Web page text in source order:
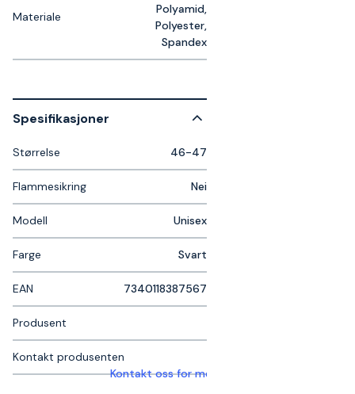
Materiale
Polyamid,
Polyester,
Spandex
Spesifikasjoner
Størrelse 46-47
Flammesikring Nei
Modell Unisex
Farge Svart
EAN 7340118387567
Produsent
Kontakt produsenten
Kontakt oss for mer informasjon